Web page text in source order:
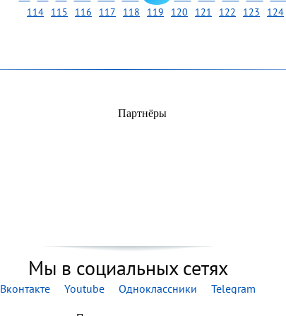
114
115 116 117 118 119 120 121 122 123 124
Партнёры
Мы в социальных сетях
Вконтакте Youtube Одноклассники Telegram